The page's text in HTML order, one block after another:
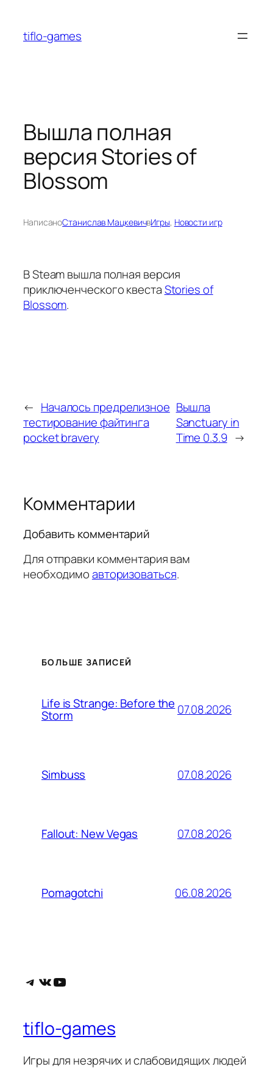
содержимому
tiflo-games
Вышла полная
версия Stories of
Blossom
НаписаноСтанислав МацкевичвИгры, Новости игр
В Steam вышла полная версия
приключенческого квестаStories of
Blossom.
← Началось предрелизное
тестирование файтинга
pocket bravery
Вышла
Sanctuary in
Time 0.3.9 →
Комментарии
Добавить комментарий
Для отправки комментария вам
необходимоавторизоваться.
БОЛЬШЕ ЗАПИСЕЙ
Life is Strange: Before the
Storm 07.08.2026
Simbuss 07.08.2026
Fallout: New Vegas 07.08.2026
Pomagotchi 06.08.2026
Telegram
ВКонтакте
YouTube
tiflo-games
Игры для незрячих и слабовидящих людей